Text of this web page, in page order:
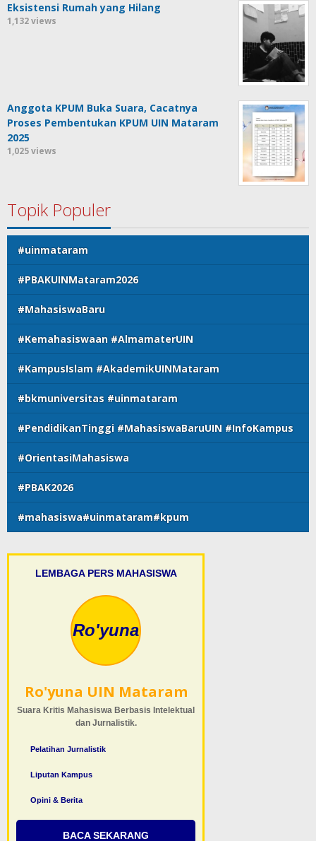
Eksistensi Rumah yang Hilang
1,132 views
Anggota KPUM Buka Suara, Cacatnya
Proses Pembentukan KPUM UIN Mataram
2025
1,025 views
Topik Populer
#uinmataram
#PBAKUINMataram2026
#MahasiswaBaru
#Kemahasiswaan #AlmamaterUIN
#KampusIslam #AkademikUINMataram
#bkmuniversitas #uinmataram
#PendidikanTinggi #MahasiswaBaruUIN #InfoKampus
#OrientasiMahasiswa
#PBAK2026
#mahasiswa#uinmataram#kpum
LEMBAGA PERS MAHASISWA
Ro'yuna
Ro'yuna UIN Mataram
Suara Kritis Mahasiswa Berbasis Intelektual
dan Jurnalistik.
Pelatihan Jurnalistik
Liputan Kampus
Opini & Berita
BACA SEKARANG